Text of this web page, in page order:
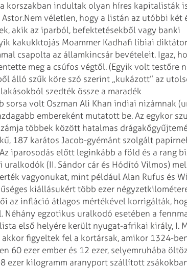
korszakban indultak olyan híres kapitalisták
Nem véletlen, hogy a listán az utóbbi két
akik az iparból, befektetésekből vagy banki
kakukktojás Moammer Kadhafi líbiai
csapolta az államkincsár bevételeit. Igaz,
meg a csúfos végtől. (Egyik volt testőre
álló szűk köre szó szerint „kukázott” az
szedték össze a maradék
sorsa volt Oszman Ali Khan indiai nizámnak
embereként mutatott be. Az egykor
többek között hatalmas
187 karátos Jacob-gyémánt szolgált
Az iparosodás előtt leginkább a föld és a rang
uralkodók (II. Sándor cár és Hódító Vilmos)
vagyonukat, mint például Alan Rufus és
kiállásukért több ezer
az infláció átlagos mértékével korrigálták,
Néhány egzotikus uralkodó esetében a
első helyére került nyugat-afrikai király, I.
figyeltek fel a kortársak, amikor 1324-
60 ezer ember és 12 ezer, selyemruhába
ezer kilogramm aranyport szállított